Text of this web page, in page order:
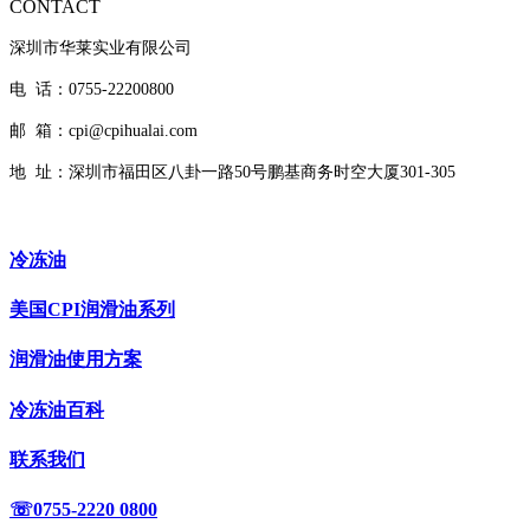
CONTACT
深圳市华莱实业有限公司
电 话：0755-22200800
邮 箱：cpi@cpihualai.com
地 址： 深圳市福田区八卦一路50号鹏基商务时空大厦301-305
冷冻油
美国CPI润滑油系列
润滑油使用方案
冷冻油百科
联系我们
☏0755-2220 0800